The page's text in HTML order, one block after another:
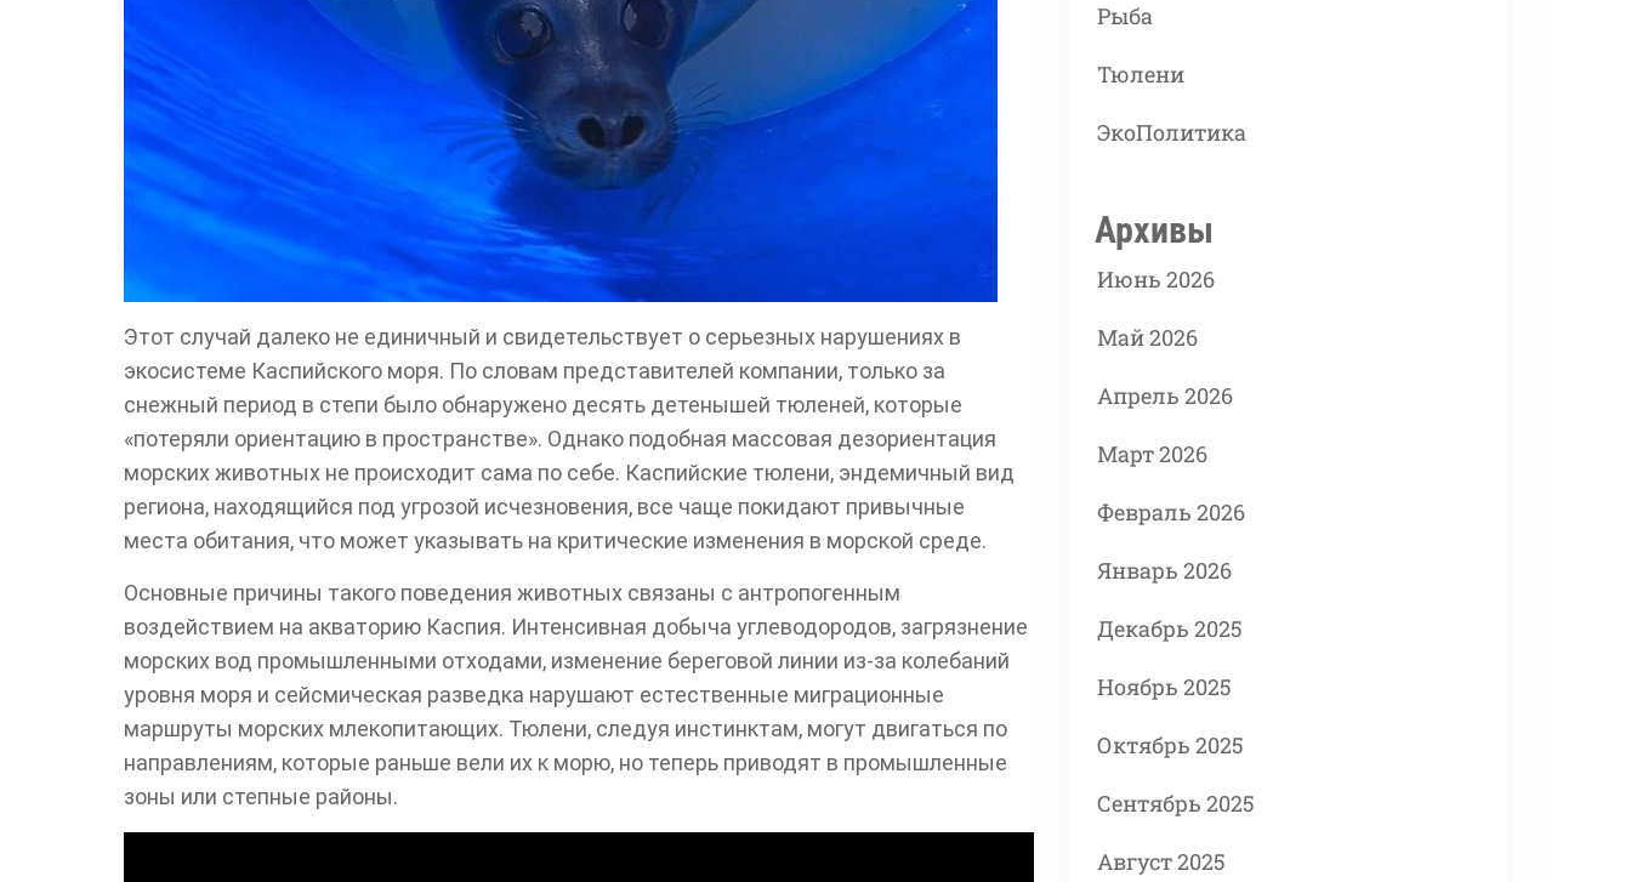
Этот случай далеко не единичный и свидетельствует о серьезных нарушениях в
экосистеме Каспийского моря. По словам представителей компании, только за
снежный период в степи было обнаружено десять детенышей тюленей, которые
«потеряли ориентацию в пространстве». Однако подобная массовая дезориентация
морских животных не происходит сама по себе. Каспийские тюлени, эндемичный вид
региона, находящийся под угрозой исчезновения, все чаще покидают привычные
места обитания, что может указывать на критические изменения в морской среде.
Основные причины такого поведения животных связаны с антропогенным
воздействием на акваторию Каспия. Интенсивная добыча углеводородов, загрязнение
морских вод промышленными отходами, изменение береговой линии из-за колебаний
уровня моря и сейсмическая разведка нарушают естественные миграционные
маршруты морских млекопитающих. Тюлени, следуя инстинктам, могут двигаться по
направлениям, которые раньше вели их к морю, но теперь приводят в промышленные
зоны или степные районы.
Рыба
Тюлени
ЭкоПолитика
Архивы
Июнь 2026
Май 2026
Апрель 2026
Март 2026
Февраль 2026
Январь 2026
Декабрь 2025
Ноябрь 2025
Октябрь 2025
Сентябрь 2025
Август 2025